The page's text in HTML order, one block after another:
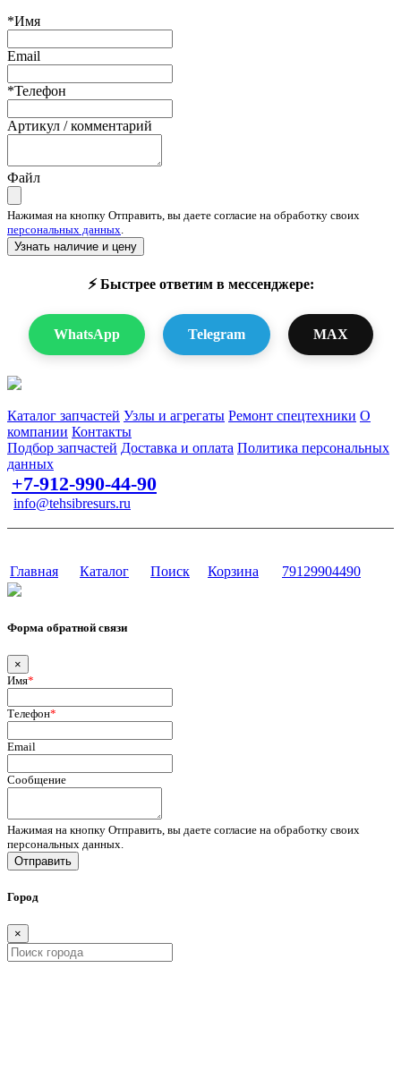
*Имя
Email
*Телефон
Артикул / комментарий
Файл
Нажимая на кнопку Отправить, вы даете согласие на обработку своих
персональных данных.
Узнать наличие и цену
⚡ Быстрее ответим в мессенджере:
WhatsApp Telegram MAX
Каталог запчастей Узлы и агрегаты Ремонт спецтехники О
компании Контакты
Подбор запчастей Доставка и оплата Политика персональных
данных
+7-912-990-44-90
info@tehsibresurs.ru
Главная Каталог Поиск Корзина 79129904490
Форма обратной связи
×
Имя*
Телефон*
Email
Сообщение
Нажимая на кнопку Отправить, вы даете согласие на обработку своих
персональных данных.
Отправить
Город
×